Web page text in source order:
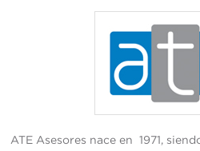
ATE Asesores nace en 1971,